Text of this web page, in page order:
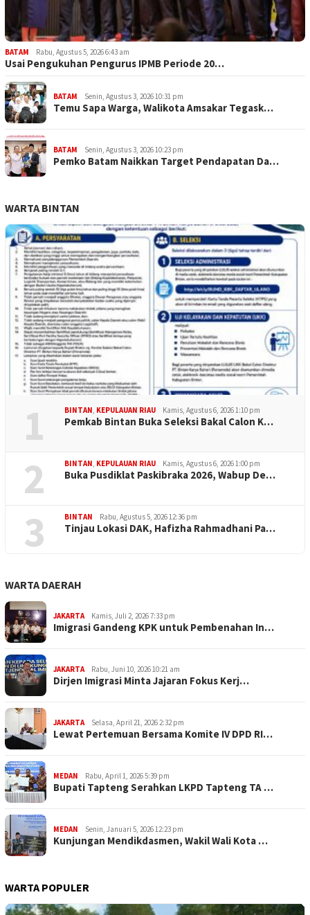
BATAM Rabu, Agustus 5, 2026 6:43 am
Usai Pengukuhan Pengurus IPMB Periode 20…
BATAM Senin, Agustus 3, 2026 10:31 pm
Temu Sapa Warga, Walikota Amsakar Tegask…
BATAM Senin, Agustus 3, 2026 10:23 pm
Pemko Batam Naikkan Target Pendapatan Da…
WARTA BINTAN
1 BINTAN KEPULAUAN RIAU Kamis, Agustus 6, 2026 1:10 pm
Pemkab Bintan Buka Seleksi Bakal Calon K…
2 BINTAN KEPULAUAN RIAU Kamis, Agustus 6, 2026 1:00 pm
Buka Pusdiklat Paskibraka 2026, Wabup De…
3 BINTAN Rabu, Agustus 5, 2026 12:36 pm
Tinjau Lokasi DAK, Hafizha Rahmadhani Pa…
WARTA DAERAH
JAKARTA Kamis, Juli 2, 2026 7:33 pm
Imigrasi Gandeng KPK untuk Pembenahan In…
JAKARTA Rabu, Juni 10, 2026 10:21 am
Dirjen Imigrasi Minta Jajaran Fokus Kerj…
JAKARTA Selasa, April 21, 2026 2:32 pm
Lewat Pertemuan Bersama Komite IV DPD RI…
MEDAN Rabu, April 1, 2026 5:39 pm
Bupati Tapteng Serahkan LKPD Tapteng TA …
MEDAN Senin, Januari 5, 2026 12:23 pm
Kunjungan Mendikdasmen, Wakil Wali Kota …
WARTA POPULER